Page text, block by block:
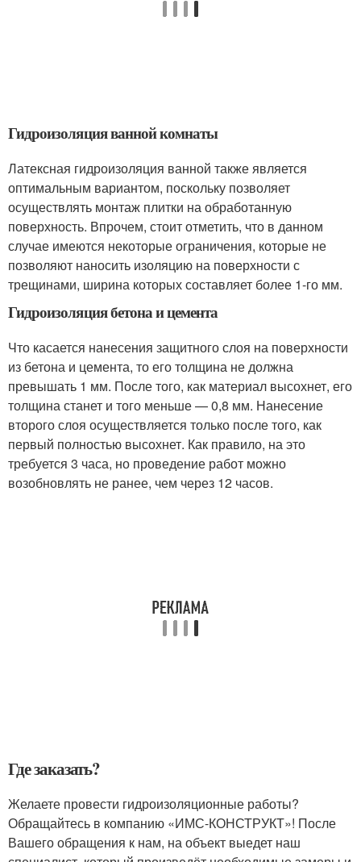
Гидроизоляция ванной комнаты
Латексная гидроизоляция ванной также является
оптимальным вариантом, поскольку позволяет
осуществлять монтаж плитки на обработанную
поверхность. Впрочем, стоит отметить, что в данном
случае имеются некоторые ограничения, которые не
позволяют наносить изоляцию на поверхности с
трещинами, ширина которых составляет более 1-го мм.
Гидроизоляция бетона и цемента
Что касается нанесения защитного слоя на поверхности
из бетона и цемента, то его толщина не должна
превышать 1 мм. После того, как материал высохнет, его
толщина станет и того меньше — 0,8 мм. Нанесение
второго слоя осуществляется только после того, как
первый полностью высохнет. Как правило, на это
требуется 3 часа, но проведение работ можно
возобновлять не ранее, чем через 12 часов.
Где заказать?
Желаете провести гидроизоляционные работы?
Обращайтесь в компанию «ИМС-КОНСТРУКТ»! После
Вашего обращения к нам, на объект выедет наш